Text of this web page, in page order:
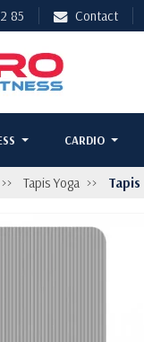
85 Contact
CARDIO
Tapis Yoga